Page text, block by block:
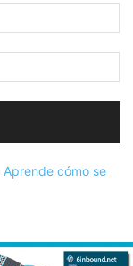
Aprende cómo se